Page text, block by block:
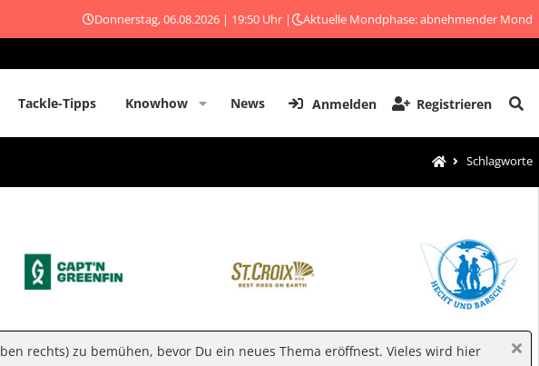
Donnerstag, 06.08.2026 | 19:50 Uhr | Aktuelle Mondphase: abnehmender Mond
Tackle-Tipps Knowhow News Anmelden Registrieren
Schlagworte
rechts) zu bemühen, bevor Du ein neues Thema eröffnest. Vieles wird hier